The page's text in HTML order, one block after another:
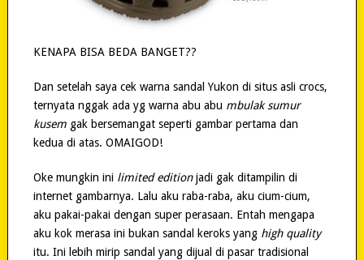
KENAPA BISA BEDA BANGET??
Dan setelah saya cek warna sandal Yukon di situs asli crocs,
ternyata nggak ada yg warna abu abu mbulak sumur
kusemgak bersemangat seperti gambar pertama dan
kedua di atas. OMAIGOD!
Oke mungkin ini limited editionjadi gak ditampilin di
internet gambarnya. Lalu aku raba-raba, aku cium-cium,
aku pakai-pakai dengan super perasaan. Entah mengapa
aku kok merasa ini bukan sandal keroks yang high quality
itu. Ini lebih mirip sandal yang dijual di pasar tradisional